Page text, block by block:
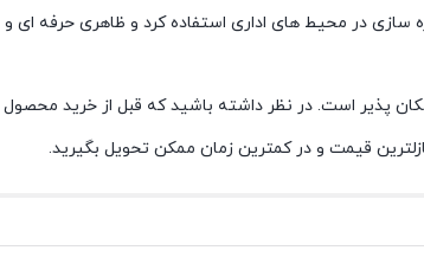
سازی در محیط های اداری استفاده کرد و ظاهری حرفه ای
پذیر است. در نظر داشته باشید که قبل از خرید
قیمت و در کمترین زمان ممکن تحویل بگیرید.